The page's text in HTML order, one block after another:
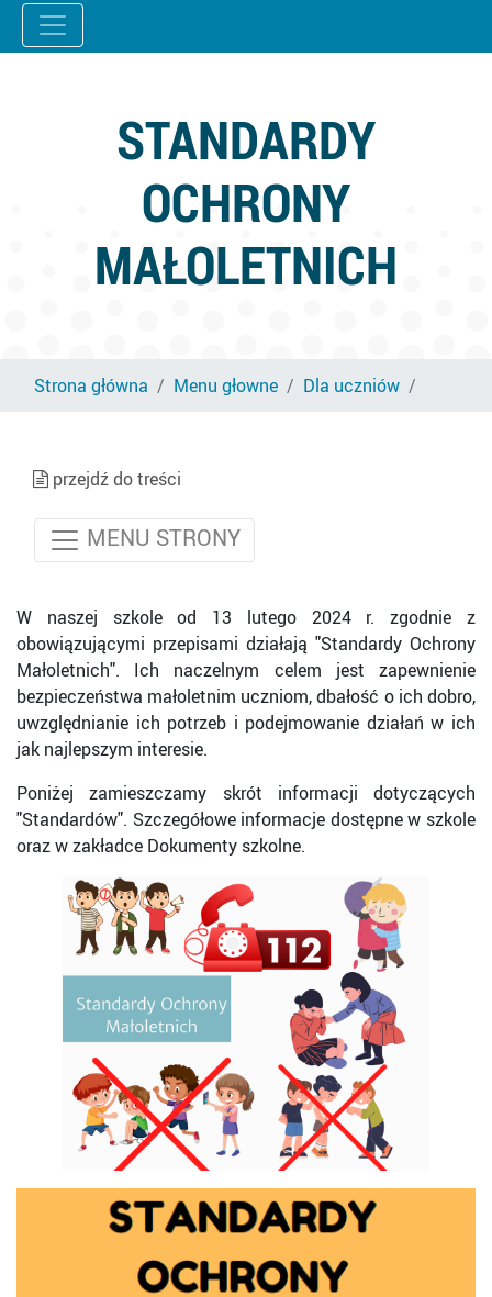
STANDARDY
OCHRONY
MAŁOLETNICH
Strona główna Menu głowne Dla uczniów
przejdź do treści
MENU STRONY
W naszej szkole od 13 lutego 2024 r. zgodnie z
obowiązującymi przepisami działają "Standardy Ochrony
Małoletnich". Ich naczelnym celem jest zapewnienie
bezpieczeństwa małoletnim uczniom, dbałość o ich dobro,
uwzględnianie ich potrzeb i podejmowanie działań w ich
jak najlepszym interesie.
Poniżej zamieszczamy skrót informacji dotyczących
"Standardów". Szczegółowe informacje dostępne w szkole
oraz w zakładce Dokumenty szkolne.